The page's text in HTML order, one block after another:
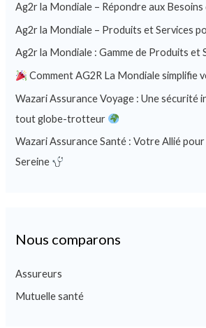
Ag2r la Mondiale – Répondre aux Besoins
Ag2r la Mondiale – Produits et Services
Ag2r la Mondiale : Gamme de Produits et
Comment AG2R La Mondiale simplifie
Wazari Assurance Voyage : Une sécurité
tout globe-trotteur
Wazari Assurance Santé : Votre Allié
Sereine
Nous comparons
Assureurs
Mutuelle santé